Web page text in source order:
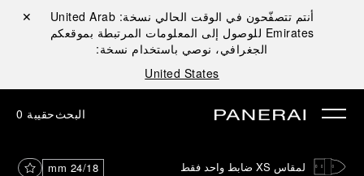
أنتم تتصفّحون في الوقت الحالي نسخة: United Arab
Emirates للوصول إلى المعلومات المرتبطة بموقعكم
الجغرافي، نوصي باستخدام نسخة:
United States
إغلاق ✕
البحثحقيبة 0
24/18 mm لمقاس XS ضابط واحد فقط